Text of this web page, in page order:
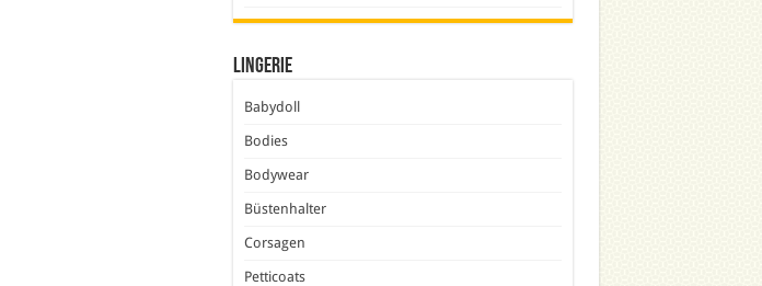
Lingerie
Babydoll
Bodies
Bodywear
Büstenhalter
Corsagen
Petticoats